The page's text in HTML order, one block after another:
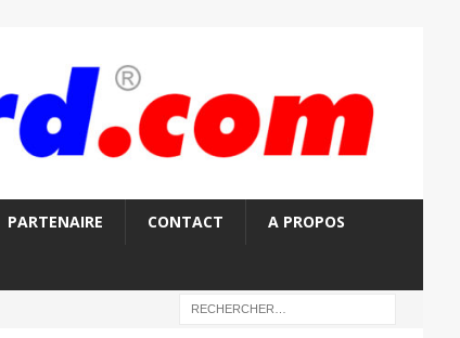
PARTENAIRE CONTACT A PROPOS